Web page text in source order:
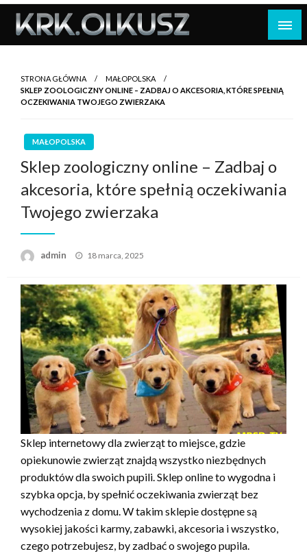
Skip
content
STRONA GŁÓWNA
MAŁOPOLSKA
SKLEP ZOOLOGICZNY ONLINE – ZADBAJ O AKCESORIA, KTÓRE SPEŁNIĄ
OCZEKIWANIA TWOJEGO ZWIERZAKA
MAŁOPOLSKA
Sklep zoologiczny online – Zadbaj o
akcesoria, które spełnią oczekiwania
Twojego zwierzaka
admin
Opublikowane
18 marca, 2025
Sklep internetowy dla zwierząt to miejsce, gdzie
opiekunowie zwierząt znajdą wszystko niezbędnych
produktów dla swoich pupili. Sklep online to wygodna i
szybka opcja, by spełnić oczekiwania zwierząt bez
wychodzenia z domu. W takim sklepie dostępne są
wysokiej jakości karmy, zabawki, akcesoria i wszystko,
czego potrzebujesz, by zadbać o swojego pupila.